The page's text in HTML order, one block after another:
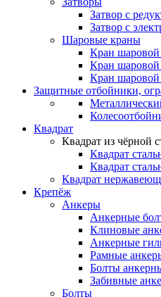
Затвор с
Затвор с
Шаровые краны
Кран
Кран шаровой
Кран
Защитные отбойники,
Квадрат
Квадрат из чёрной
Квадрат
Квадрат
Квадрат
Крепёж
Анкеры
Анкерные
Клиновые
Анкерные
Рамные
Болты
Забивные
Болты